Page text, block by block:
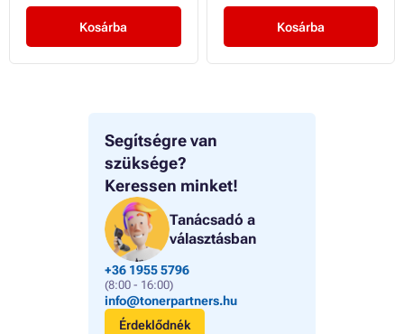
Segítségre van
szüksége?
Keressen minket!
Tanácsadó a
választásban
+36 1955 5796
(8:00 - 16:00)
info@tonerpartners.hu
Érdeklődnék
Kosárba Kosárba